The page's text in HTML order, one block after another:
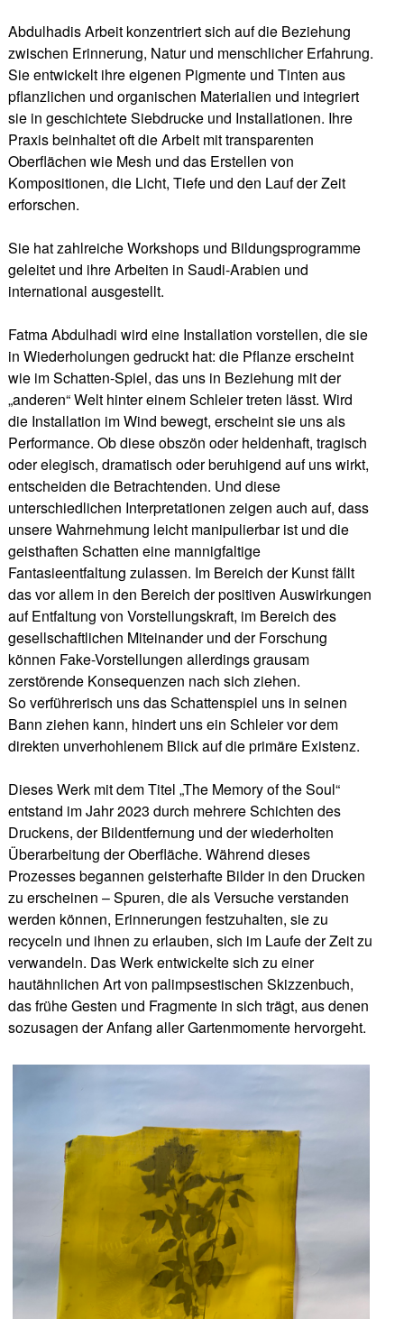
Abdulhadis Arbeit konzentriert sich auf die Beziehung
zwischen Erinnerung, Natur und menschlicher Erfahrung.
Sie entwickelt ihre eigenen Pigmente und Tinten aus
pflanzlichen und organischen Materialien und integriert
sie in geschichtete Siebdrucke und Installationen. Ihre
Praxis beinhaltet oft die Arbeit mit transparenten
Oberflächen wie Mesh und das Erstellen von
Kompositionen, die Licht, Tiefe und den Lauf der Zeit
erforschen.
Sie hat zahlreiche Workshops und Bildungsprogramme
geleitet und ihre Arbeiten in Saudi-Arabien und
international ausgestellt.
Fatma Abdulhadi wird eine Installation vorstellen, die sie
in Wiederholungen gedruckt hat: die Pflanze erscheint
wie im Schatten-Spiel, das uns in Beziehung mit der
„anderen“ Welt hinter einem Schleier treten lässt. Wird
die Installation im Wind bewegt, erscheint sie uns als
Performance. Ob diese obszön oder heldenhaft, tragisch
oder elegisch, dramatisch oder beruhigend auf uns wirkt,
entscheiden die Betrachtenden. Und diese
unterschiedlichen Interpretationen zeigen auch auf, dass
unsere Wahrnehmung leicht manipulierbar ist und die
geisthaften Schatten eine mannigfaltige
Fantasieentfaltung zulassen. Im Bereich der Kunst fällt
das vor allem in den Bereich der positiven Auswirkungen
auf Entfaltung von Vorstellungskraft, im Bereich des
gesellschaftlichen Miteinander und der Forschung
können Fake-Vorstellungen allerdings grausam
zerstörende Konsequenzen nach sich ziehen.
So verführerisch uns das Schattenspiel uns in seinen
Bann ziehen kann, hindert uns ein Schleier vor dem
direkten unverhohlenem Blick auf die primäre Existenz.
Dieses Werk mit dem Titel „The Memory of the Soul“
entstand im Jahr 2023 durch mehrere Schichten des
Druckens, der Bildentfernung und der wiederholten
Überarbeitung der Oberfläche. Während dieses
Prozesses begannen geisterhafte Bilder in den Drucken
zu erscheinen – Spuren, die als Versuche verstanden
werden können, Erinnerungen festzuhalten, sie zu
recyceln und ihnen zu erlauben, sich im Laufe der Zeit zu
verwandeln. Das Werk entwickelte sich zu einer
hautähnlichen Art von palimpsestischen Skizzenbuch,
das frühe Gesten und Fragmente in sich trägt, aus denen
sozusagen der Anfang aller Gartenmomente hervorgeht.